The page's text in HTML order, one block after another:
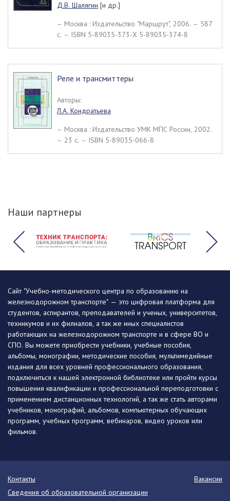
Д.В. Шалягин [и др.]
– Москва : Издательство "Маршрут", 2006. – 587
c. – ISBN 5-89035-373-Х 5-89035-374-8
Реле и трансмиттеры
Авторы:
Л.А. Кондратьева
– Москва : Издательство УМК МПС России, 2002.
– 23 c. – ISBN 5-89035-066-8
Наши партнеры
Сайт "Учебно-методического центра по образованию на
железнодорожном транспорте" — это цифровая платформа для
студентов, аспирантов, преподавателей и ученых, университетов,
техникумов и их филиалов, а так же иных специалистов
работающих на железнодорожном транспорте и в сфере ВО и
СПО. Вы можете приобрести учебники, учебные пособия,
альбомы, монографии, методические пособия, мультимедийные
издания для всех уровней профессионального образования,
подключиться к нашей электронной библиотеке или пройти курсы
повышения квалификации и профессиональной переподготовки с
применением дистанционных технологий, а так же стать авторами
учебников, монографий, альбомов, компьютерных обучающих
программ, учебных программ, вебинаров, видео уроков или
фильмов.
Контакты
Вакансии
Сведения об образовательной организации